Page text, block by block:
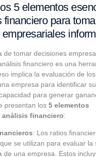
5 elementos
financiero para
de tomar decisiones
financiero es una
implica la evaluación de
empresa para identificar
para generar
presentan los 5 elementos
análisis financiero:
: Los ratios
se utilizan para evaluar la
de una empresa. Estos